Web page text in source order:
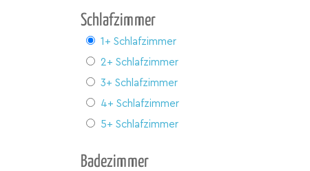
Schlafzimmer
1+ Schlafzimmer
2+ Schlafzimmer
3+ Schlafzimmer
4+ Schlafzimmer
5+ Schlafzimmer
Badezimmer